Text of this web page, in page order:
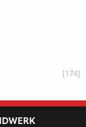
[174]